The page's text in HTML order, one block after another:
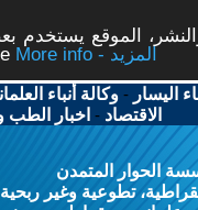
الموقع يستخدم
More info - المزيد
اليسار -وكالة أنباء
الاقتصاد - اخبار الطب
الحوار المتمدن
تطوعية وغير ربحية